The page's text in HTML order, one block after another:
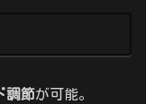
調節が可能。